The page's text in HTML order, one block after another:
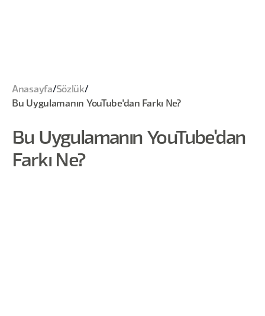
Anasayfa/Sözlük/
Bu Uygulamanın YouTube'dan Farkı Ne?
Bu Uygulamanın YouTube'dan
Farkı Ne?